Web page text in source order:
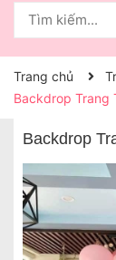
Trang chủ
Backdrop Trang
Backdrop